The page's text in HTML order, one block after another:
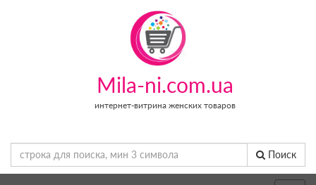
Mila-ni.com.ua
интернет-витрина женских товаров
Поиск